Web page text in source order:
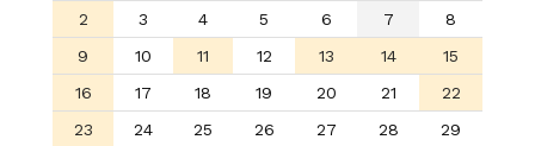
2
3 4 5 6 7
8
9
10 11 12 13 14
15
16
17 18 19 20 21
22
23
24 25 26 27 28
29